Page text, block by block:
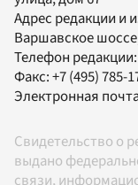
Адрес редакции и
Варшавское
Телефон редакции:
Факс:+7 (495) 785-
Электронная
Свидетельство о
выдано
связи,